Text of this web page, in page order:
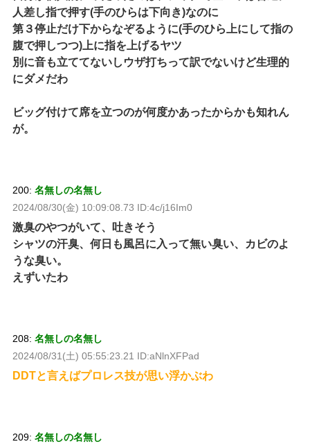
人差し指で押す(手のひらは下向き)なのに
第３停止だけ下からなぞるように(手のひら上にして指の
腹で押しつつ)上に指を上げるヤツ
別に音も立ててないしウザ打ちって訳でないけど生理的
にダメだわ
ビッグ付けて席を立つのが何度かあったからかも知れん
が。
200: 名無しの名無し
2024/08/30(金) 10:09:08.73 ID:4c/j16Im0
激臭のやつがいて、吐きそう
シャツの汗臭、何日も風呂に入って無い臭い、カビのよ
うな臭い。
えずいたわ
208: 名無しの名無し
2024/08/31(土) 05:55:23.21 ID:aNlnXFPad
DDTと言えばプロレス技が思い浮かぶわ
209: 名無しの名無し